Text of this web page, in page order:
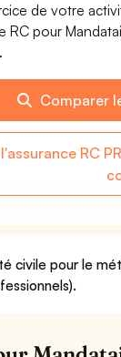
de votre
RC pour
Comparer
RC
civile pour le